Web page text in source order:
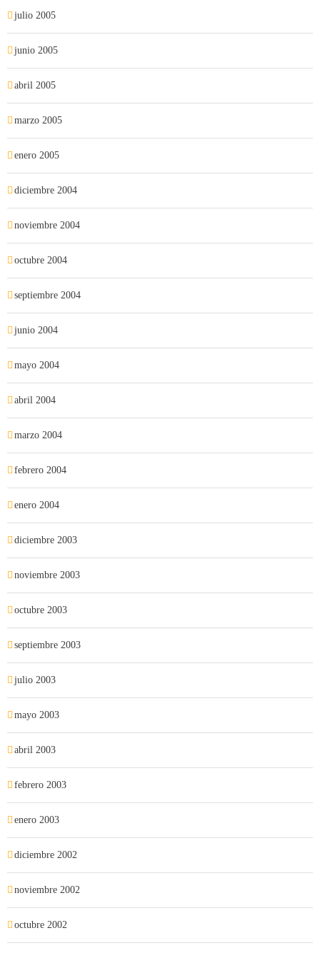
julio 2005
junio 2005
abril 2005
marzo 2005
enero 2005
diciembre 2004
noviembre 2004
octubre 2004
septiembre 2004
junio 2004
mayo 2004
abril 2004
marzo 2004
febrero 2004
enero 2004
diciembre 2003
noviembre 2003
octubre 2003
septiembre 2003
julio 2003
mayo 2003
abril 2003
febrero 2003
enero 2003
diciembre 2002
noviembre 2002
octubre 2002